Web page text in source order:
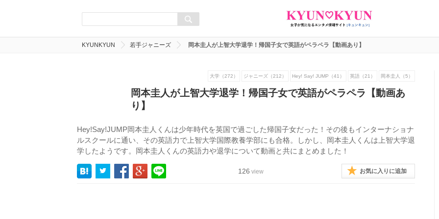
KYUNKYUN 若手ジャニーズ 岡本圭人が上智大学退学！帰国子女で英語がペラペラ【動画あり】
大学（272） ジャニーズ（212） Hey! Say! JUMP（41） 英語（21） 岡本圭人（5）
岡本圭人が上智大学退学！帰国子女で英語がペラペラ【動画あ
り】
Hey!Say!JUMP岡本圭人くんは少年時代を英国で過ごした帰国子女だった！その後もインターナショナ
ルスクールに通い、その英語力で上智大学国際教養学部にも合格。しかし、岡本圭人くんは上智大学退
学したようです。岡本圭人くんの英語力や退学について動画と共にまとめました！
126 view お気に入りに追加